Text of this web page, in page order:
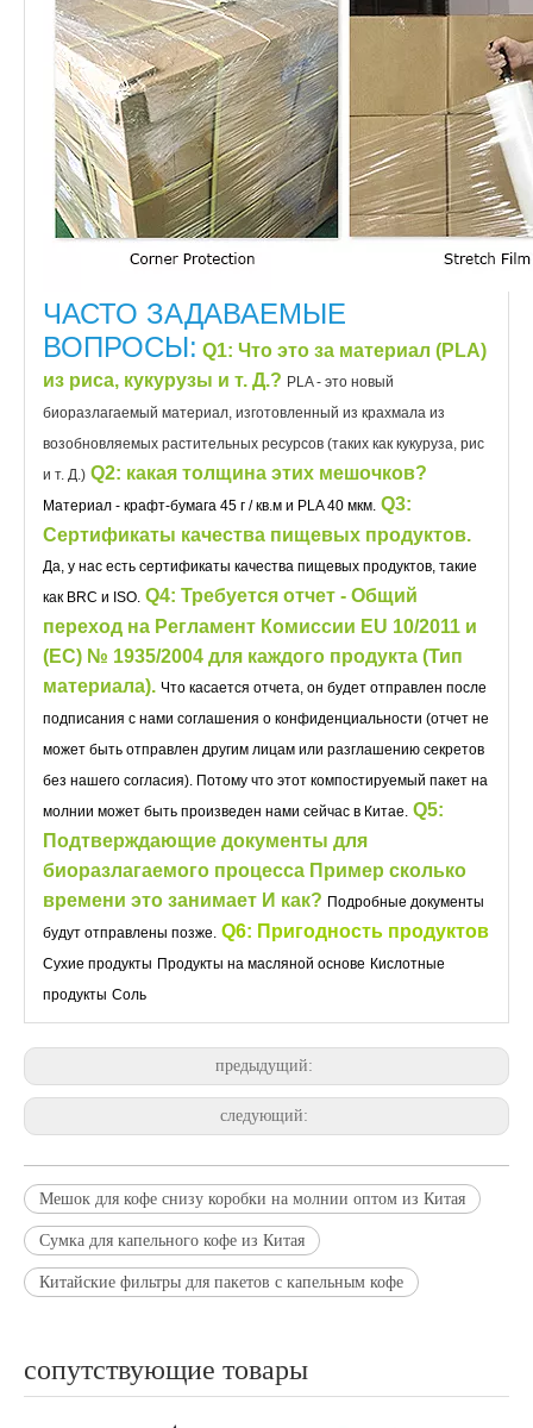
ЧАСТО ЗАДАВАЕМЫЕ
ВОПРОСЫ: Q1: Что это за материал (PLA)
из риса, кукурузы и т. Д.? PLA - это новый
биоразлагаемый материал, изготовленный из крахмала из
возобновляемых растительных ресурсов (таких как кукуруза, рис
и т. Д.) Q2: какая толщина этих мешочков?
Материал - крафт-бумага 45 г / кв.м и PLA 40 мкм. Q3:
Сертификаты качества пищевых продуктов.
Да, у нас есть сертификаты качества пищевых продуктов, такие
как BRC и ISO. Q4: Требуется отчет - Общий
переход на Регламент Комиссии EU 10/2011 и
(EC) № 1935/2004 для каждого продукта (Тип
материала). Что касается отчета, он будет отправлен после
подписания с нами соглашения о конфиденциальности (отчет не
может быть отправлен другим лицам или разглашению секретов
без нашего согласия). Потому что этот компостируемый пакет на
молнии может быть произведен нами сейчас в Китае. Q5:
Подтверждающие документы для
биоразлагаемого процесса Пример сколько
времени это занимает И как? Подробные документы
будут отправлены позже. Q6: Пригодность продуктов
Сухие продукты Продукты на масляной основе Кислотные
продукты Соль
предыдущий:
следующий:
Мешок для кофе снизу коробки на молнии оптом из Китая
Сумка для капельного кофе из Китая
Китайские фильтры для пакетов с капельным кофе
сопутствующие товары